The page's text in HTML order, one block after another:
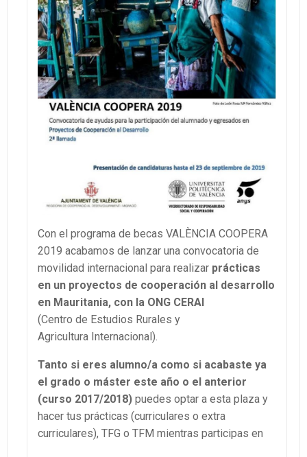
Con el programa de becas VALÈNCIA COOPERA
2019 acabamos de lanzar una convocatoria de
movilidad internacional para realizar prácticas
en un proyectos de cooperación al desarrollo
en Mauritania, con la ONG CERAI
(Centro de Estudios Rurales y
Agricultura Internacional).
Tanto si eres alumno/a como si acabaste ya
el grado o máster este año o el anterior
(curso 2017/2018) puedes optar a esta plaza y
hacer tus prácticas (curriculares o extra
curriculares), TFG o TFM mientras participas en